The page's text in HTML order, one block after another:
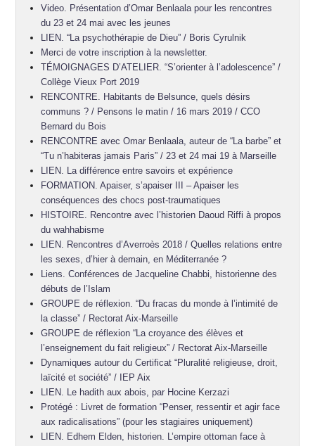
Video. Présentation d’Omar Benlaala pour les rencontres
du 23 et 24 mai avec les jeunes
LIEN. “La psychothérapie de Dieu” / Boris Cyrulnik
Merci de votre inscription à la newsletter.
TÉMOIGNAGES D’ATELIER. “S’orienter à l’adolescence” /
Collège Vieux Port 2019
RENCONTRE. Habitants de Belsunce, quels désirs
communs ? / Pensons le matin / 16 mars 2019 / CCO
Bernard du Bois
RENCONTRE avec Omar Benlaala, auteur de “La barbe” et
“Tu n’habiteras jamais Paris” / 23 et 24 mai 19 à Marseille
LIEN. La différence entre savoirs et expérience
FORMATION. Apaiser, s’apaiser III – Apaiser les
conséquences des chocs post-traumatiques
HISTOIRE. Rencontre avec l’historien Daoud Riffi à propos
du wahhabisme
LIEN. Rencontres d’Averroès 2018 / Quelles relations entre
les sexes, d’hier à demain, en Méditerranée ?
Liens. Conférences de Jacqueline Chabbi, historienne des
débuts de l’Islam
GROUPE de réflexion. “Du fracas du monde à l’intimité de
la classe” / Rectorat Aix-Marseille
GROUPE de réflexion “La croyance des élèves et
l’enseignement du fait religieux” / Rectorat Aix-Marseille
Dynamiques autour du Certificat “Pluralité religieuse, droit,
laïcité et société” / IEP Aix
LIEN. Le hadith aux abois, par Hocine Kerzazi
Protégé : Livret de formation “Penser, ressentir et agir face
aux radicalisations” (pour les stagiaires uniquement)
LIEN. Edhem Elden, historien. L’empire ottoman face à